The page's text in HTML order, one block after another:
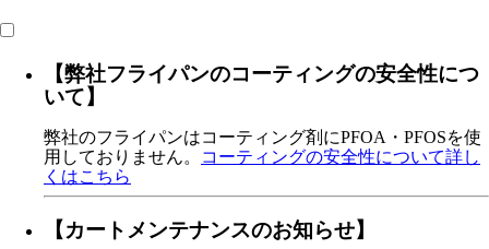
【弊社フライパンのコーティングの安全性につ
いて】
弊社のフライパンはコーティング剤にPFOA・PFOSを使
用しておりません。
コーティングの安全性について詳し
くはこちら
【カートメンテナンスのお知らせ】